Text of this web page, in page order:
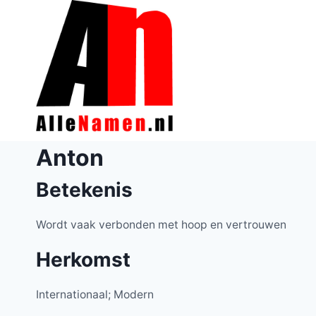
Anton
Betekenis
Wordt vaak verbonden met hoop en vertrouwen
Herkomst
Internationaal; Modern